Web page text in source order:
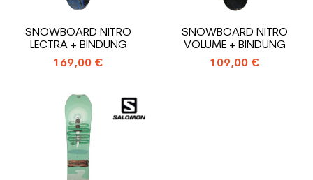
SNOWBOARD NITRO
LECTRA + BINDUNG
169,00 €
SNOWBOARD NITRO
VOLUME + BINDUNG
109,00 €